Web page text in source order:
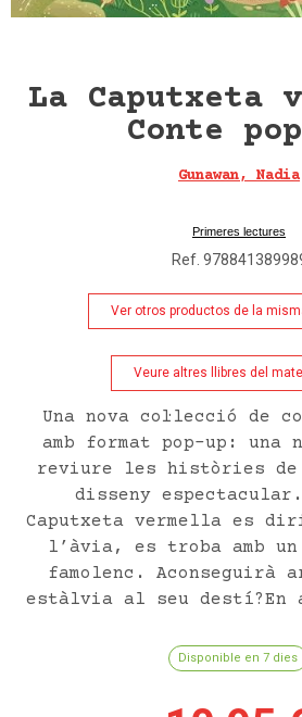
La Caputxeta
Conte
Gunawan, Nadia
Primeres lectures
Ref.
Ver otros productos de la
Veure altres llibres del
Una nova col·lecció de
amb format pop-up: una
reviure les històries de
disseny
Caputxeta vermella es
l’àvia, es troba amb
famolenc. Aconseguirà
estàlvia al seu destí?En
Disponible en 7 dies